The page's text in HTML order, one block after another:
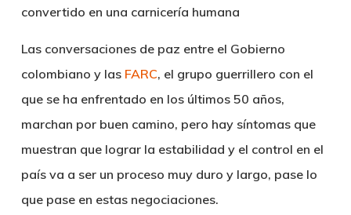
Las conversaciones de paz entre el Gobierno
colombiano y las FARC, el grupo guerrillero con el
que se ha enfrentado en los últimos 50 años,
marchan por buen camino, pero hay síntomas que
muestran que lograr la estabilidad y el control en el
país va a ser un proceso muy duro y largo, pase lo
que pase en estas negociaciones.